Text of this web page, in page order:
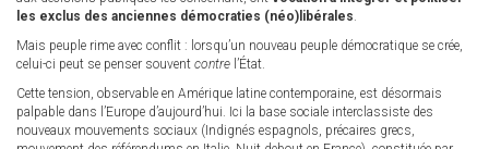
les exclus des anciennes démocraties (néo)libérales.
Mais peuple rime avec conflit : lorsqu’un nouveau peuple démocratique se crée,
celui-ci peut se penser souvent contre l’État.
Cette tension, observable en Amérique latine contemporaine, est désormais
palpable dans l’Europe d’aujourd’hui. Ici la base sociale interclassiste des
nouveaux mouvements sociaux (Indignés espagnols, précaires grecs,